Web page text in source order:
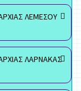
ΛΕΜΕΣΟΥ
ΛΑΡΝΑΚΑΣ